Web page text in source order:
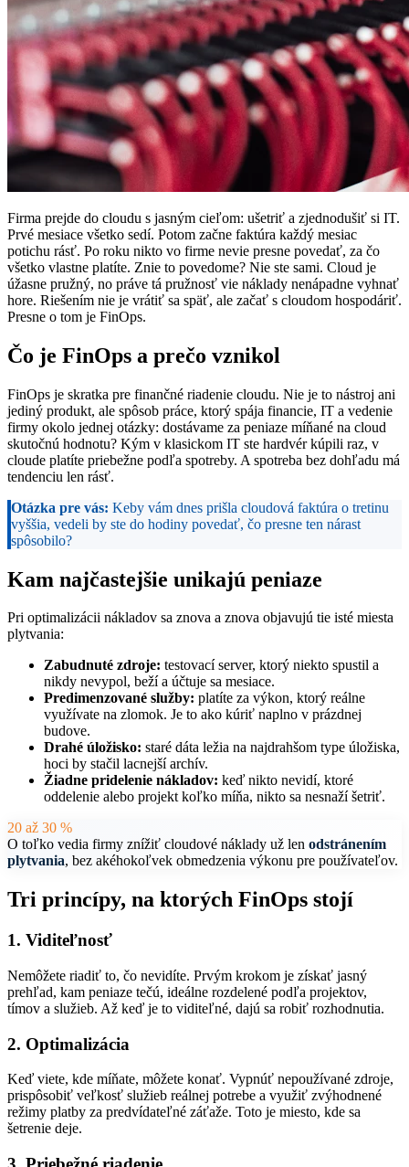
Firma prejde do cloudu s jasným cieľom: ušetriť a zjednodušiť si IT.
Prvé mesiace všetko sedí. Potom začne faktúra každý mesiac
potichu rásť. Po roku nikto vo firme nevie presne povedať, za čo
všetko vlastne platíte. Znie to povedome? Nie ste sami. Cloud je
úžasne pružný, no práve tá pružnosť vie náklady nenápadne vyhnať
hore. Riešením nie je vrátiť sa späť, ale začať s cloudom hospodáriť.
Presne o tom je FinOps.
Čo je FinOps a prečo vznikol
FinOps je skratka pre finančné riadenie cloudu. Nie je to nástroj ani
jediný produkt, ale spôsob práce, ktorý spája financie, IT a vedenie
firmy okolo jednej otázky: dostávame za peniaze míňané na cloud
skutočnú hodnotu? Kým v klasickom IT ste hardvér kúpili raz, v
cloude platíte priebežne podľa spotreby. A spotreba bez dohľadu má
tendenciu len rásť.
Otázka pre vás: Keby vám dnes prišla cloudová faktúra o tretinu
vyššia, vedeli by ste do hodiny povedať, čo presne ten nárast
spôsobilo?
Kam najčastejšie unikajú peniaze
Pri optimalizácii nákladov sa znova a znova objavujú tie isté miesta
plytvania:
Zabudnuté zdroje: testovací server, ktorý niekto spustil a
nikdy nevypol, beží a účtuje sa mesiace.
Predimenzované služby: platíte za výkon, ktorý reálne
využívate na zlomok. Je to ako kúriť naplno v prázdnej
budove.
Drahé úložisko: staré dáta ležia na najdrahšom type úložiska,
hoci by stačil lacnejší archív.
Žiadne pridelenie nákladov: keď nikto nevidí, ktoré
oddelenie alebo projekt koľko míňa, nikto sa nesnaží šetriť.
20 až 30 %
O toľko vedia firmy znížiť cloudové náklady už len odstránením
plytvania, bez akéhokoľvek obmedzenia výkonu pre používateľov.
Tri princípy, na ktorých FinOps stojí
1. Viditeľnosť
Nemôžete riadiť to, čo nevidíte. Prvým krokom je získať jasný
prehľad, kam peniaze tečú, ideálne rozdelené podľa projektov,
tímov a služieb. Až keď je to viditeľné, dajú sa robiť rozhodnutia.
2. Optimalizácia
Keď viete, kde míňate, môžete konať. Vypnúť nepoužívané zdroje,
prispôsobiť veľkosť služieb reálnej potrebe a využiť zvýhodnené
režimy platby za predvídateľné záťaže. Toto je miesto, kde sa
šetrenie deje.